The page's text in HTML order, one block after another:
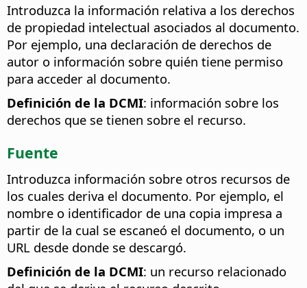
Introduzca la información relativa a los derechos
de propiedad intelectual asociados al documento.
Por ejemplo, una declaración de derechos de
autor o información sobre quién tiene permiso
para acceder al documento.
Definición de la DCMI: información sobre los
derechos que se tienen sobre el recurso.
Fuente
Introduzca información sobre otros recursos de
los cuales deriva el documento. Por ejemplo, el
nombre o identificador de una copia impresa a
partir de la cual se escaneó el documento, o un
URL desde donde se descargó.
Definición de la DCMI: un recurso relacionado